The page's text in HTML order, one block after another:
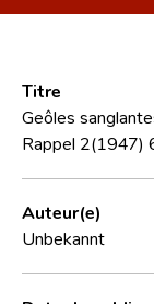
Équipe
Contact
Titre
Geôles
Rappel 2(1947)
Auteur(e)
Unbekannt